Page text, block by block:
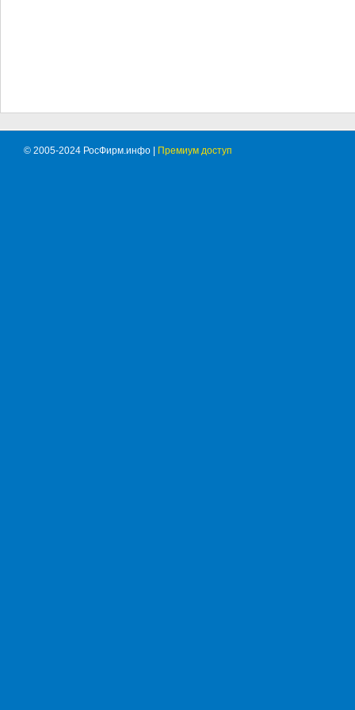
© 2005-2024 РосФирм.инфо | Премиум доступ